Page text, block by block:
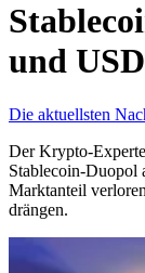
und
Die aktuellsten
Der Krypto-
Stablecoin-Duopol
Marktanteil
drängen.